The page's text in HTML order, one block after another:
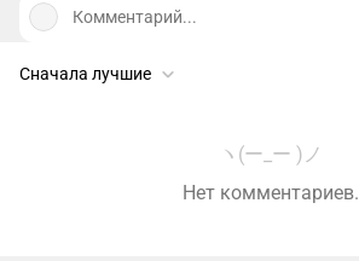
Комментарий...
Сначала лучшие
ヽ(ー_ー )ノ
Нет комментариев.